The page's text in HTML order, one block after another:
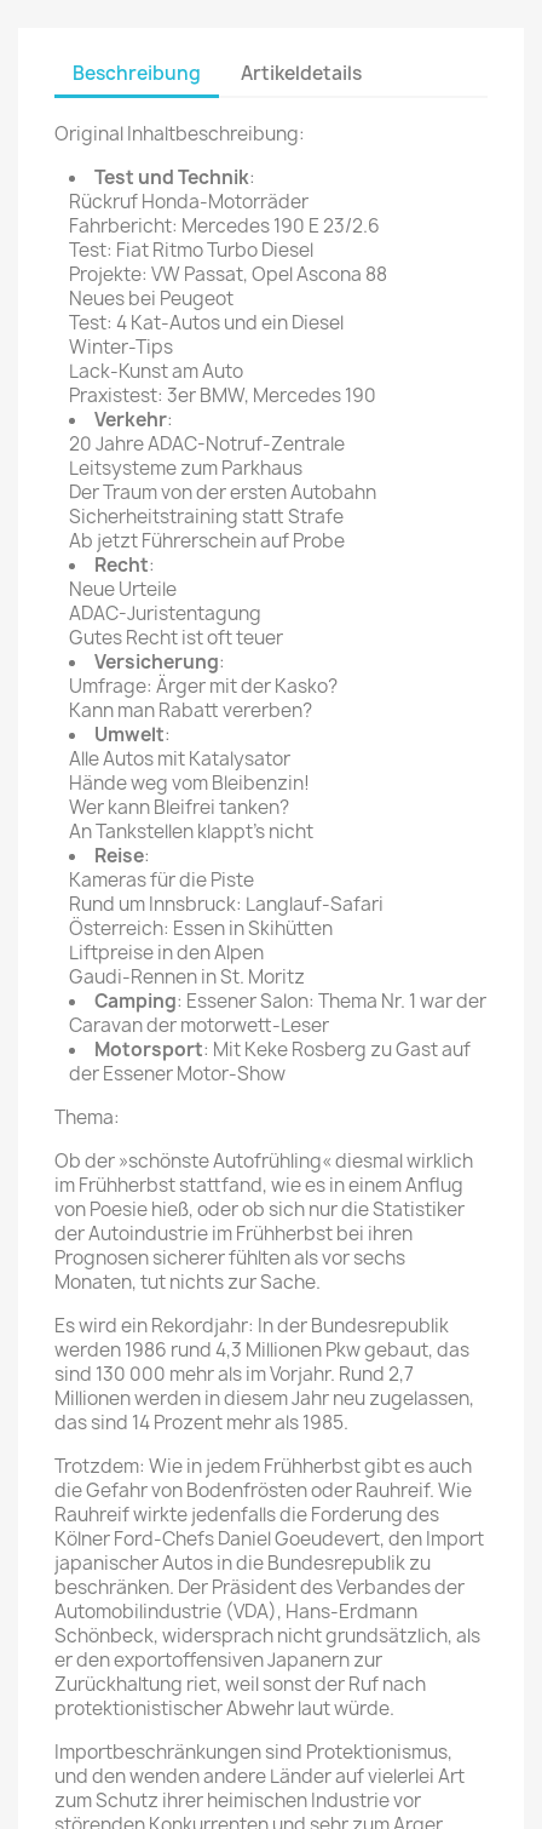
Beschreibung Artikeldetails
Original Inhaltbeschreibung:
Test und Technik:
Rückruf Honda-Motorräder
Fahrbericht: Mercedes 190 E 23/2.6
Test: Fiat Ritmo Turbo Diesel
Projekte: VW Passat, Opel Ascona 88
Neues bei Peugeot
Test: 4 Kat-Autos und ein Diesel
Winter-Tips
Lack-Kunst am Auto
Praxistest: 3er BMW, Mercedes 190
Verkehr:
20 Jahre ADAC-Notruf-Zentrale
Leitsysteme zum Parkhaus
Der Traum von der ersten Autobahn
Sicherheitstraining statt Strafe
Ab jetzt Führerschein auf Probe
Recht:
Neue Urteile
ADAC-Juristentagung
Gutes Recht ist oft teuer
Versicherung:
Umfrage: Ärger mit der Kasko?
Kann man Rabatt vererben?
Umwelt:
Alle Autos mit Katalysator
Hände weg vom Bleibenzin!
Wer kann Bleifrei tanken?
An Tankstellen klappt's nicht
Reise:
Kameras für die Piste
Rund um Innsbruck: Langlauf-Safari
Österreich: Essen in Skihütten
Liftpreise in den Alpen
Gaudi-Rennen in St. Moritz
Camping: Essener Salon: Thema Nr. 1 war der
Caravan der motorwett-Leser
Motorsport: Mit Keke Rosberg zu Gast auf
der Essener Motor-Show
Thema:
Ob der »schönste Autofrühling« diesmal wirklich
im Frühherbst stattfand, wie es in einem Anflug
von Poesie hieß, oder ob sich nur die Statistiker
der Autoindustrie im Frühherbst bei ihren
Prognosen sicherer fühlten als vor sechs
Monaten, tut nichts zur Sache.
Es wird ein Rekordjahr: In der Bundesrepublik
werden 1986 rund 4,3 Millionen Pkw gebaut, das
sind 130 000 mehr als im Vorjahr. Rund 2,7
Millionen werden in diesem Jahr neu zugelassen,
das sind 14 Prozent mehr als 1985.
Trotzdem: Wie in jedem Frühherbst gibt es auch
die Gefahr von Bodenfrösten oder Rauhreif. Wie
Rauhreif wirkte jedenfalls die Forderung des
Kölner Ford-Chefs Daniel Goeudevert, den Import
japanischer Autos in die Bundesrepublik zu
beschränken. Der Präsident des Verbandes der
Automobilindustrie (VDA), Hans-Erdmann
Schönbeck, widersprach nicht grundsätzlich, als
er den exportoffensiven Japanern zur
Zurückhaltung riet, weil sonst der Ruf nach
protektionistischer Abwehr laut würde.
Importbeschränkungen sind Protektionismus,
und den wenden andere Länder auf vielerlei Art
zum Schutz ihrer heimischen Industrie vor